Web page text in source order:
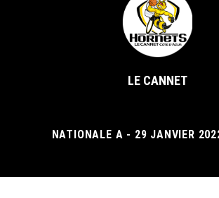
LE CANNET
NATIONALE A - 29 JANVIER